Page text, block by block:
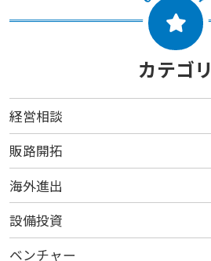
カテゴリ
経営相談
販路開拓
海外進出
設備投資
ベンチャー